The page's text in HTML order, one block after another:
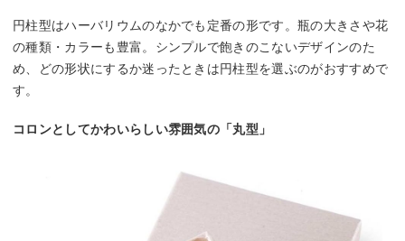
円柱型はハーバリウムのなかでも定番の形です。瓶の大きさや花
の種類・カラーも豊富。シンプルで飽きのこないデザインのた
め、どの形状にするか迷ったときは円柱型を選ぶのがおすすめで
す。
コロンとしてかわいらしい雰囲気の「丸型」